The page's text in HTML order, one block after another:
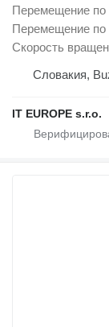
Перемещение по
Перемещение по
Скорость
Словакия,
IT EUROPE s.r.o.